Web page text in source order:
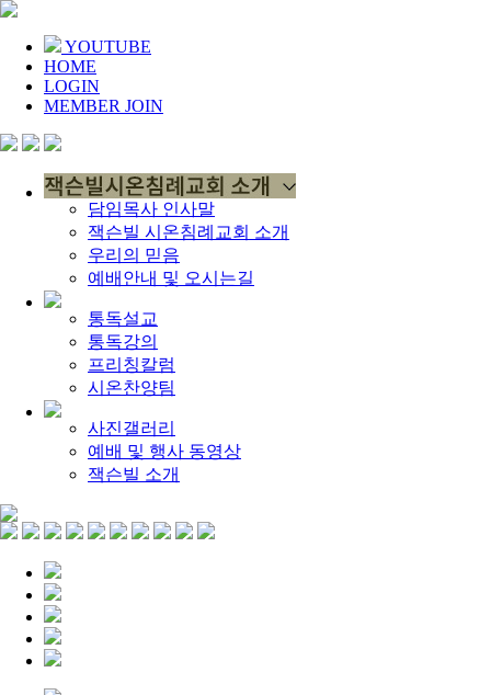
YOUTUBE
HOME
LOGIN
MEMBER JOIN
담임목사 인사말
잭슨빌 시온침례교회 소개
우리의 믿음
예배안내 및 오시는길
통독설교
통독강의
프리칭칼럼
시온찬양팀
사진갤러리
예배 및 행사 동영상
잭슨빌 소개